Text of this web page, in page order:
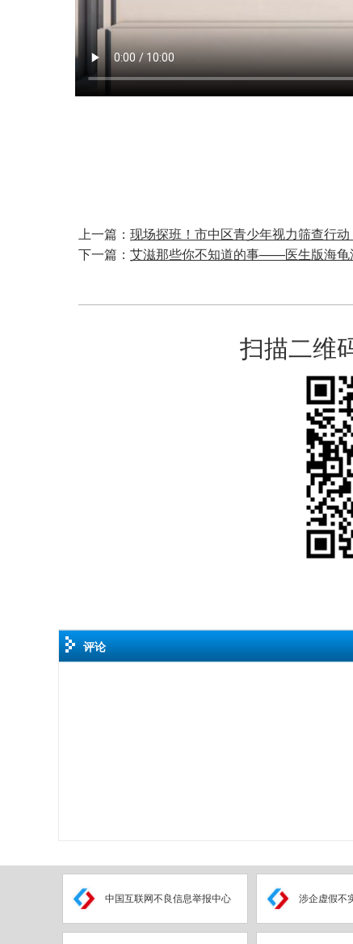
上一篇： 现场探班！市中区青少年视力筛查行
下一篇： 艾滋那些你不知道的事——医生版海龟
扫描二维
评论
中国互联网不良信息举报中心 涉企虚假不